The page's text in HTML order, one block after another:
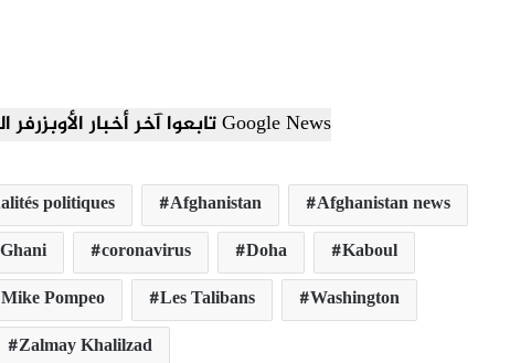
تابعوا آخر أخبار الأوبزرفر العربي عبر Google News
politiques Afghanistan
Afghanistan news
coronavirus Doha
Kaboul
Pompeo
Les Talibans
Washington
Zalmay Khalilzad